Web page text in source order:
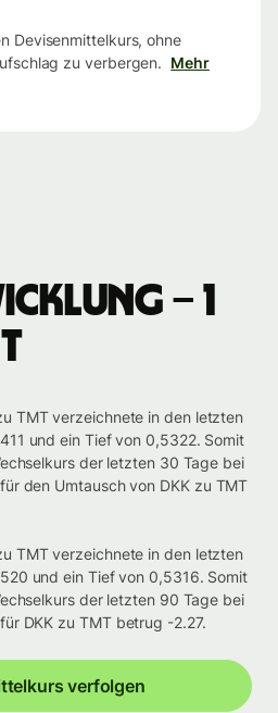
Devisenmittelkurs, ohne
zu verbergen. Mehr
– 1
TMT verzeichnete in den letzten
und ein Tief von 0,5322. Somit
der letzten 30 Tage bei
den Umtausch von DKK zu TMT
TMT verzeichnete in den letzten
und ein Tief von 0,5316. Somit
der letzten 90 Tage bei
DKK zu TMT betrug -2.27.
verfolgen